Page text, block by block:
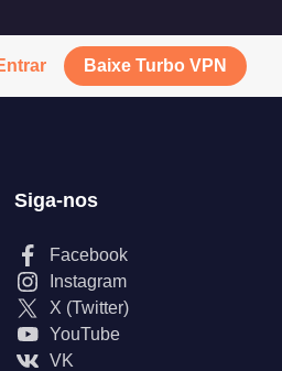
Baixe Turbo VPN
Siga-nos
Facebook
Instagram
X (Twitter)
YouTube
VK